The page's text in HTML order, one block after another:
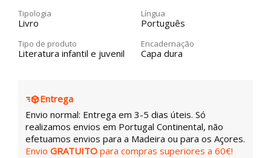
Tipologia
Livro
Língua
Português
Tipo de produto
Literatura infantil e juvenil
Encadernação
Capa dura
Entrega
Envio normal: Entrega em 3-5 dias úteis. Só
realizamos envios em Portugal Continental, não
efetuamos envios para a Madeira ou para os Açores.
Envio GRATUITO para compras superiores a 60€!